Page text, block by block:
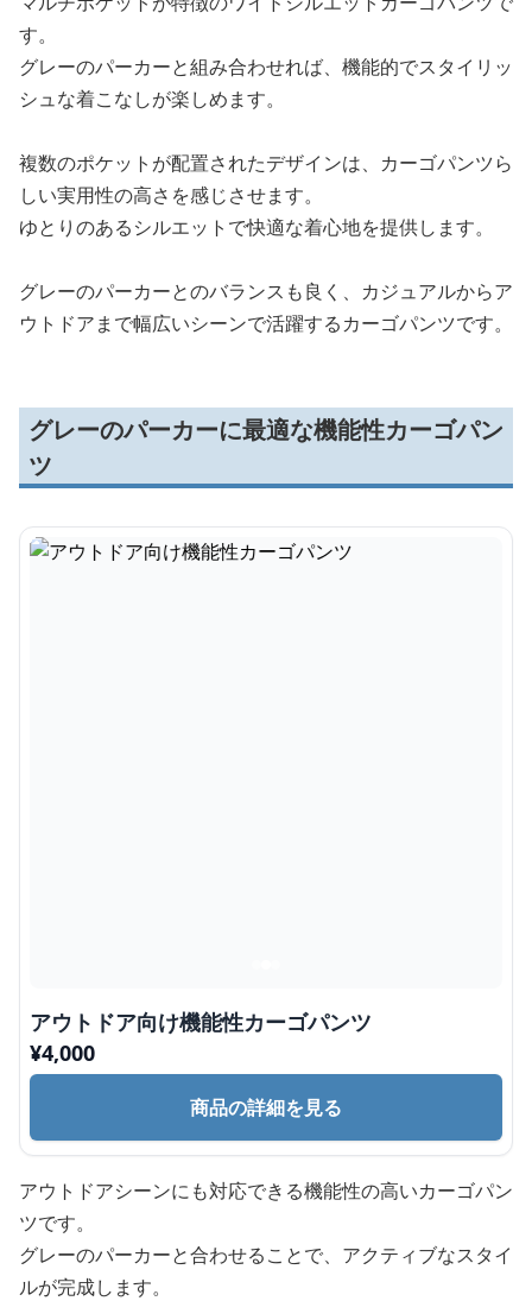
す。
グレーのパーカーと組み合わせれば、機能的でスタイリッ
シュな着こなしが楽しめます。
複数のポケットが配置されたデザインは、カーゴパンツら
しい実用性の高さを感じさせます。
ゆとりのあるシルエットで快適な着心地を提供します。
グレーのパーカーとのバランスも良く、カジュアルからア
ウトドアまで幅広いシーンで活躍するカーゴパンツです。
グレーのパーカーに最適な機能性カーゴパン
ツ
アウトドア向け機能性カーゴパンツ
¥4,000
商品の詳細を見る
アウトドアシーンにも対応できる機能性の高いカーゴパン
ツです。
グレーのパーカーと合わせることで、アクティブなスタイ
ルが完成します。